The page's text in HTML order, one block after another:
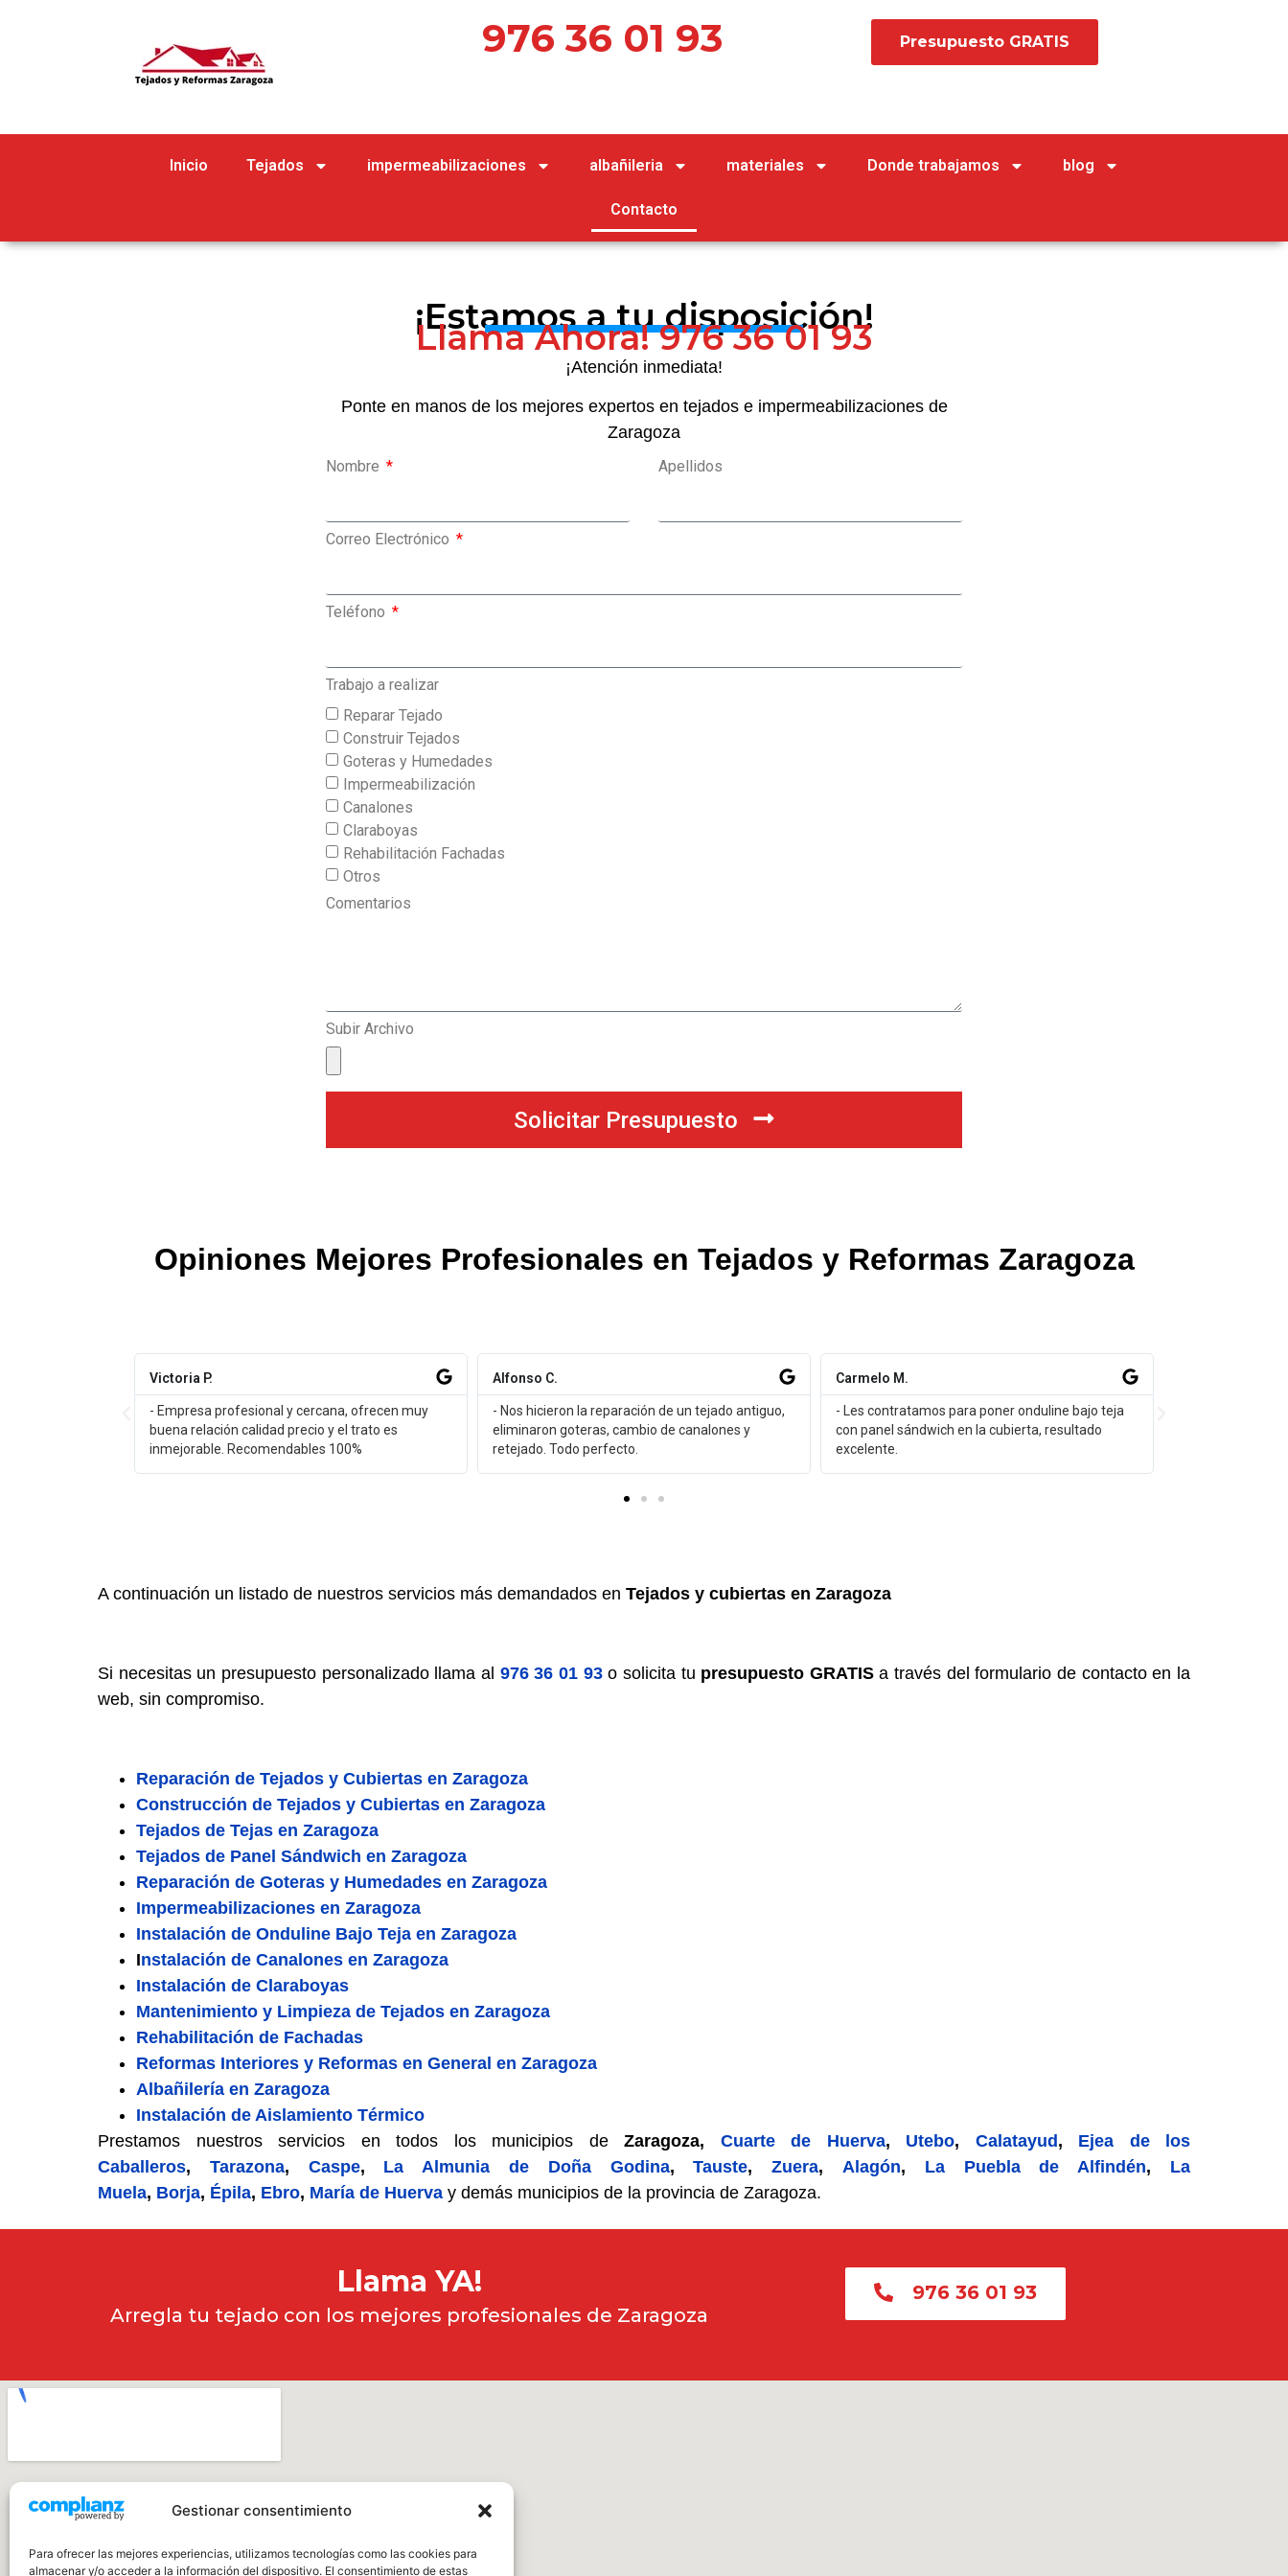
Gestionar consentimiento
Para ofrecer las mejores experiencias, utilizamos tecnologías como las cookies para
almacenar y/o acceder a la información del dispositivo. El consentimiento de estas
976 36 01 93 Presupuesto GRATIS
Inicio Tejados impermeabilizaciones albañileria materiales Donde trabajamos blog
Contacto
¡Estamos a tu disposición!
Llama Ahora! 976 36 01 93
¡Atención inmediata!
Ponte en manos de los mejores expertos en tejados e impermeabilizaciones de
Zaragoza
Nombre Apellidos
Correo Electrónico
Teléfono
Trabajo a realizar
Reparar Tejado
Construir Tejados
Goteras y Humedades
Impermeabilización
Canalones
Claraboyas
Rehabilitación Fachadas
Otros
Comentarios
Subir Archivo
Solicitar Presupuesto
Opiniones Mejores Profesionales en Tejados y Reformas Zaragoza
Victoria P.
- Empresa profesional y cercana, ofrecen muy
buena relación calidad precio y el trato es
inmejorable. Recomendables 100%
Alfonso C.
- Nos hicieron la reparación de un tejado antiguo,
eliminaron goteras, cambio de canalones y
retejado. Todo perfecto.
Carmelo M.
- Les contratamos para poner onduline bajo teja
con panel sándwich en la cubierta, resultado
excelente.
Victoria P.
A continuación un listado de nuestros servicios más demandados en Tejados y cubiertas en Zaragoza
Si necesitas un presupuesto personalizado llama al 976 36 01 93o solicita tu presupuesto GRATISa través del formulario de contacto en la
web, sin compromiso.
Reparación de Tejados y Cubiertas en Zaragoza
Construcción de Tejados y Cubiertas en Zaragoza
Tejados de Tejas en Zaragoza
Tejados de Panel Sándwich en Zaragoza
Reparación de Goteras y Humedades en Zaragoza
Impermeabilizaciones en Zaragoza
Instalación de Onduline Bajo Teja en Zaragoza
Instalación de Canalones en Zaragoza
Instalación de Claraboyas
Mantenimiento y Limpieza de Tejados en Zaragoza
Rehabilitación de Fachadas
Reformas Interiores y Reformas en General en Zaragoza
Albañilería en Zaragoza
Instalación de Aislamiento Térmico
Prestamos nuestros servicios en todos los municipios de Zaragoza, Cuarte de Huerva, Utebo, Calatayud,
Ejea de los
Caballeros, Tarazona, Caspe, La Almunia de Doña Godina, Tauste, Zuera, Alagón, La Puebla de Alfindén,
La
Muela, Borja, Épila, Ebro, María de Huerva y demás municipios de la provincia de Zaragoza.
Llama YA!
Arregla tu tejado con los mejores profesionales de Zaragoza
976 36 01 93